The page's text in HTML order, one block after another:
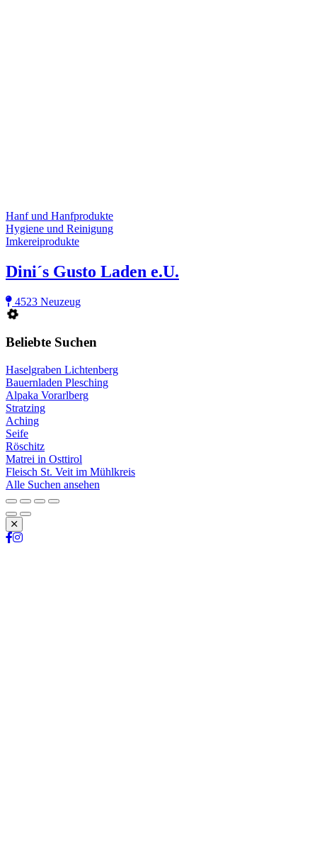
Hanf und Hanfprodukte
Hygiene und Reinigung
Imkereiprodukte
Dini´s Gusto Laden e.U.
4523 Neuzeug
Beliebte Suchen
Haselgraben Lichtenberg
Bauernladen Plesching
Alpaka Vorarlberg
Stratzing
Aching
Seife
Röschitz
Matrei in Osttirol
Fleisch St. Veit im Mühlkreis
Alle Suchen ansehen
Schließen